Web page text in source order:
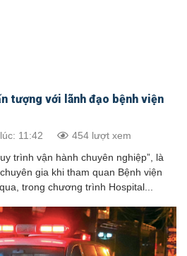
tượng với lãnh đạo bệnh viện
11:42 454 lượt xem
trình vận hành chuyên nghiệp”, là
gia khi tham quan Bệnh viện
trong chương trình Hospital...